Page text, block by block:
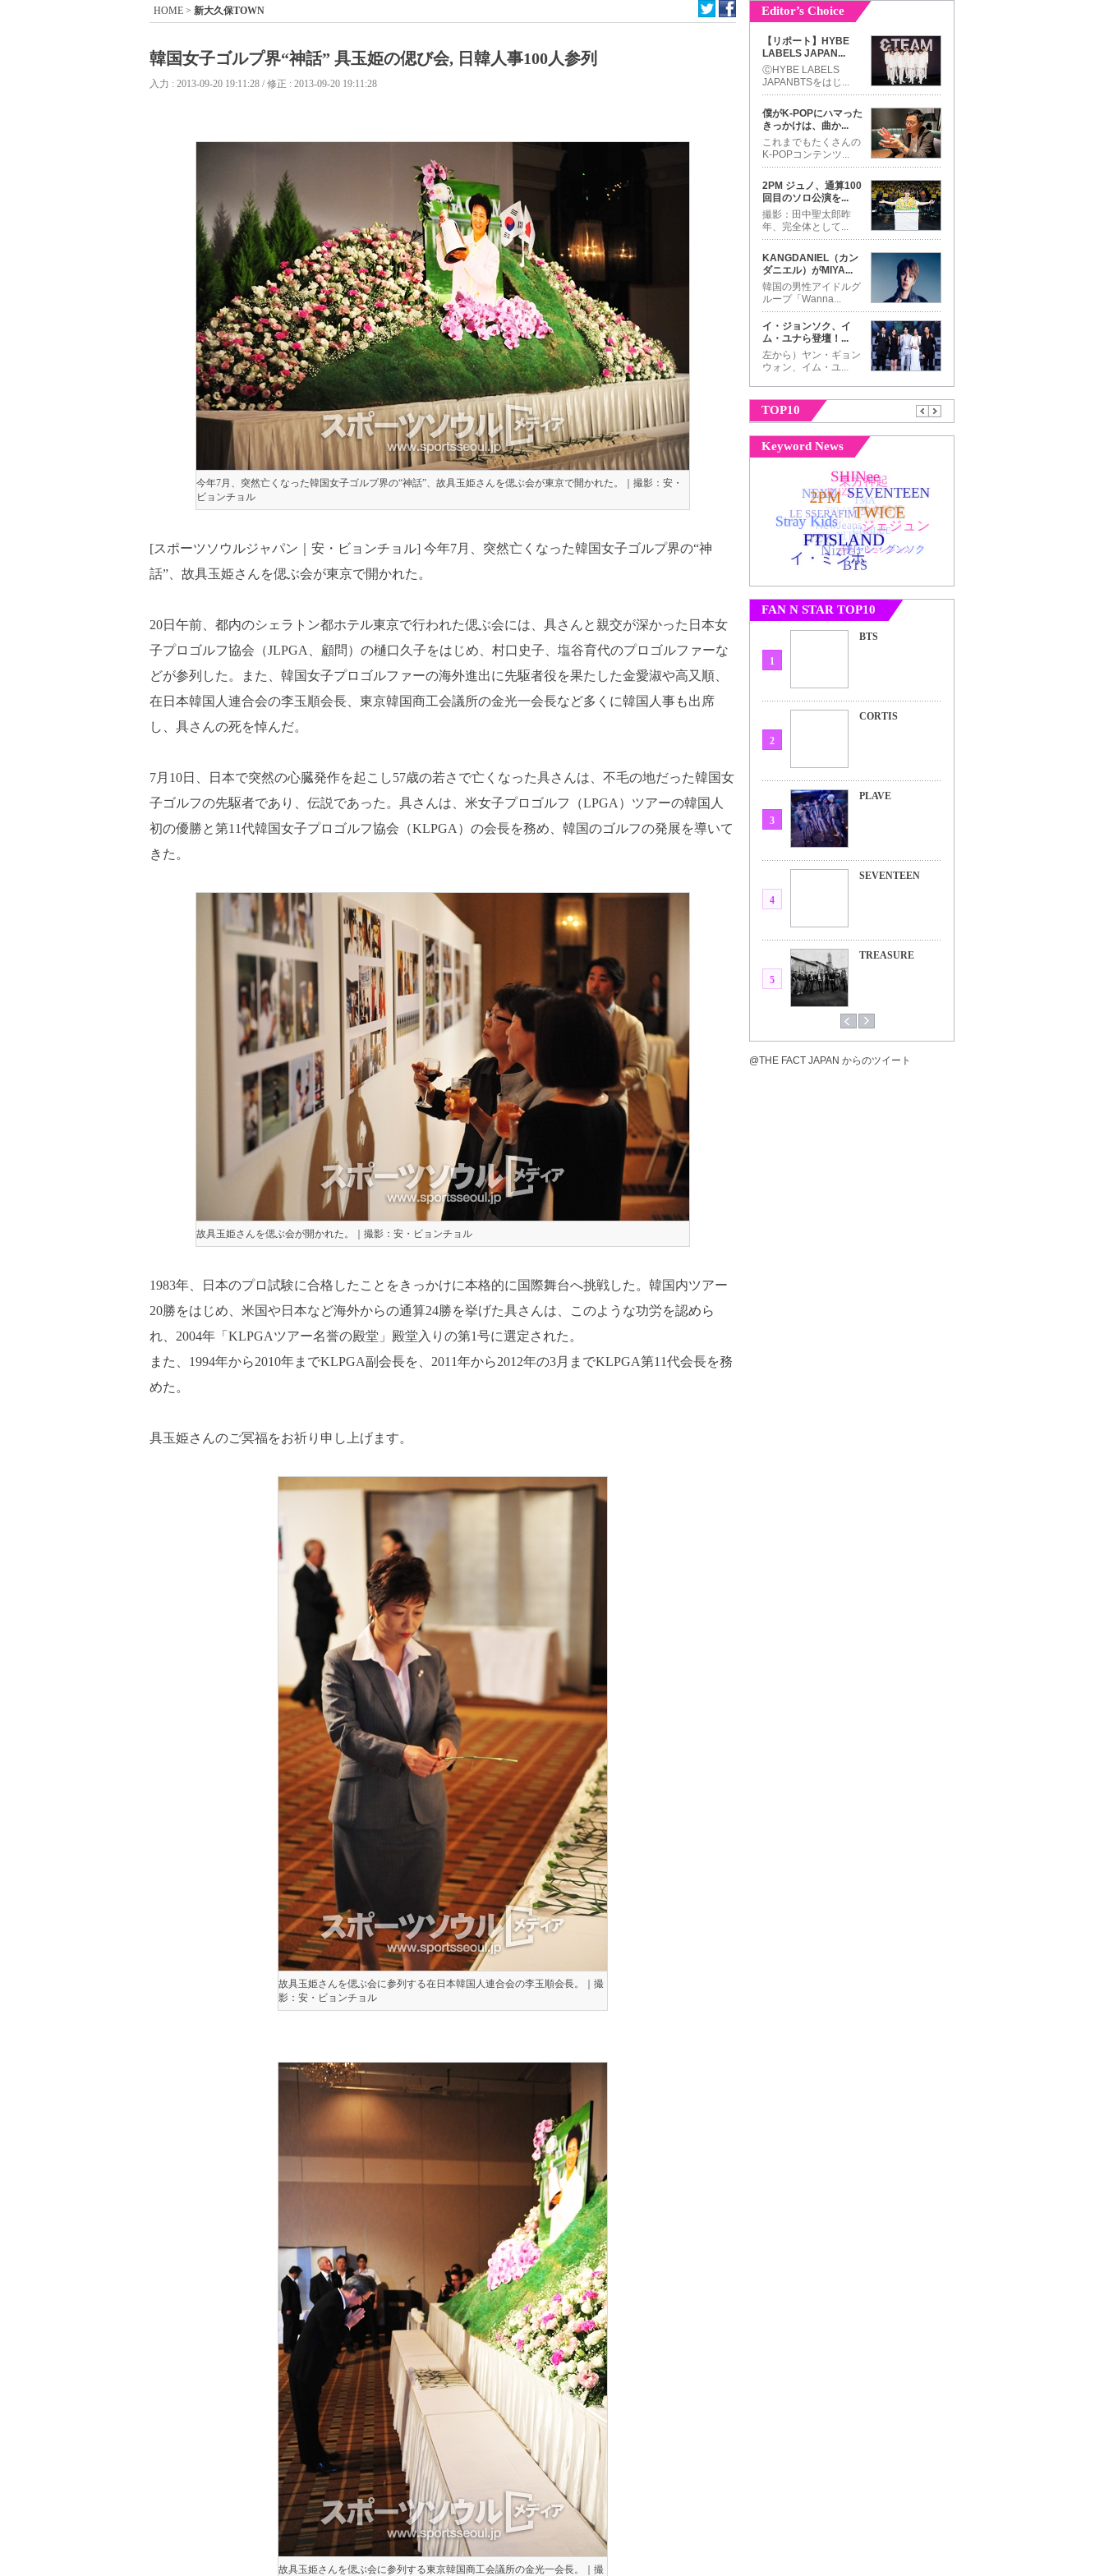
HOME > 新大久保TOWN
韓国女子ゴルプ界“神話” 具玉姫の偲び会, 日韓人事100人参列
入力 : 2013-09-20 19:11:28 / 修正 : 2013-09-20 19:11:28
今年7月、突然亡くなった韓国女子ゴルプ界の“神話”、故具玉姫さんを偲ぶ会が東京で開かれた。｜撮影：安・
ビョンチョル
[スポーツソウルジャパン｜安・ビョンチョル] 今年7月、突然亡くなった韓国女子ゴルプ界の“神
話”、故具玉姫さんを偲ぶ会が東京で開かれた。
20日午前、都内のシェラトン都ホテル東京で行われた偲ぶ会には、具さんと親交が深かった日本女
子プロゴルフ協会（JLPGA、顧問）の樋口久子をはじめ、村口史子、塩谷育代のプロゴルファーな
どが参列した。また、韓国女子プロゴルファーの海外進出に先駆者役を果たした金愛淑や高又順、
在日本韓国人連合会の李玉順会長、東京韓国商工会議所の金光一会長など多くに韓国人事も出席
し、具さんの死を悼んだ。
7月10日、日本で突然の心臓発作を起こし57歳の若さで亡くなった具さんは、不毛の地だった韓国女
子ゴルフの先駆者であり、伝説であった。具さんは、米女子プロゴルフ（LPGA）ツアーの韓国人
初の優勝と第11代韓国女子プロゴルフ協会（KLPGA）の会長を務め、韓国のゴルフの発展を導いて
きた。
故具玉姫さんを偲ぶ会が開かれた。｜撮影：安・ビョンチョル
1983年、日本のプロ試験に合格したことをきっかけに本格的に国際舞台へ挑戦した。韓国内ツアー
20勝をはじめ、米国や日本など海外からの通算24勝を挙げた具さんは、このような功労を認めら
れ、2004年「KLPGAツアー名誉の殿堂」殿堂入りの第1号に選定された。
また、1994年から2010年までKLPGA副会長を、2011年から2012年の3月までKLPGA第11代会長を務
めた。
具玉姫さんのご冥福をお祈り申し上げます。
故具玉姫さんを偲ぶ会に参列する在日本韓国人連合会の李玉順会長。｜撮
影：安・ビョンチョル
故具玉姫さんを偲ぶ会に参列する東京韓国商工会議所の金光一会長。｜撮
Editor’s Choice
【リポート】HYBE
LABELS JAPAN...
ⒸHYBE LABELS
JAPANBTSをはじ ...
僕がK-POPにハマった
きっかけは、曲か...
これまでもたくさんの
K-POPコンテンツ...
2PM ジュノ、通算100
回目のソロ公演を...
撮影：田中聖太郎昨
年、完全体として...
KANGDANIEL（カン
ダニエル）がMIYA...
韓国の男性アイドルグ
ループ「Wanna...
イ・ジョンソク、イ
ム・ユナら登壇！ ...
左から）ヤン・ギョン
ウォン、イム・ユ...
TOP10
Keyword News
FAN N STAR TOP10
1
BTS
2
CORTIS
3
PLAVE
4
SEVENTEEN
5
TREASURE
@THE FACT JAPAN からのツイート